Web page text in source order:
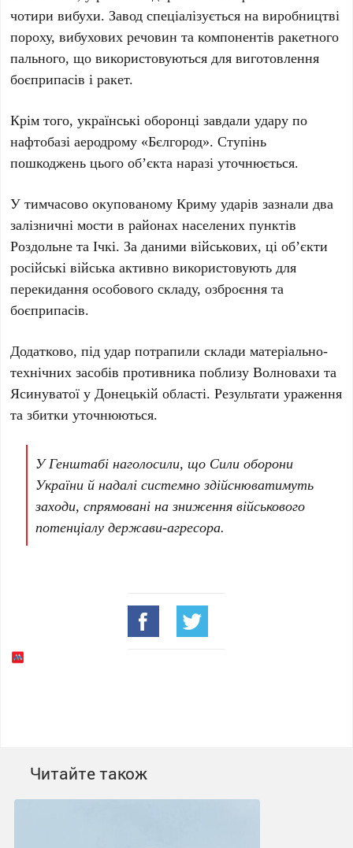
чотири вибухи. Завод спеціалізується на виробництві
пороху, вибухових речовин та компонентів ракетного
пального, що використовуються для виготовлення
боєприпасів і ракет.
Крім того, українські оборонці завдали удару по
нафтобазі аеродрому «Бєлгород». Ступінь
пошкоджень цього об’єкта наразі уточнюється.
Утимчасово окупованому Криму ударів зазналидва
залізничні мости в районах населених пунктів
Роздольне таІчкі. За даними військових, ці об’єкти
російські війська активно використовують для
перекидання особового складу, озброєння та
боєприпасів.
Додатково, під удар потрапили склади матеріально-
технічних засобів противника поблизуВолновахи та
Ясинуватої уДонецькій області. Результати ураження
та збитки уточнюються.
У Генштабі наголосили, що Сили оборони
України й надалі системно здійснюватимуть
заходи, спрямовані на зниження військового
потенціалу держави-агресора.
Читайте також